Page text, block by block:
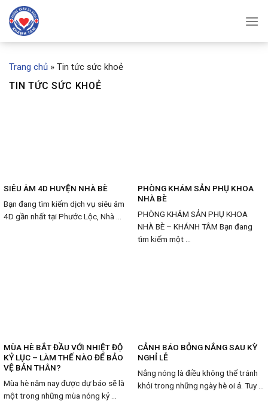
Skip
content
Trang chủ » Tin tức sức khoẻ
TIN TỨC SỨC KHOẺ
SIÊU ÂM 4D HUYỆN NHÀ BÈ
Bạn đang tìm kiếm dịch vụ siêu âm
4D gần nhất tại Phước Lộc, Nhà ...
PHÒNG KHÁM SẢN PHỤ KHOA
NHÀ BÈ
PHÒNG KHÁM SẢN PHỤ KHOA
NHÀ BÈ – KHÁNH TÂM Bạn đang
tìm kiếm một ...
MÙA HÈ BẮT ĐẦU VỚI NHIỆT ĐỘ
KỶ LỤC – LÀM THẾ NÀO ĐỂ BẢO
VỆ BẢN THÂN?
Mùa hè năm nay được dự báo sẽ là
một trong những mùa nóng kỷ ...
CẢNH BÁO BỎNG NẮNG SAU KỲ
NGHỈ LỄ
Nắng nóng là điều không thể tránh
khỏi trong những ngày hè oi ả. Tuy ...